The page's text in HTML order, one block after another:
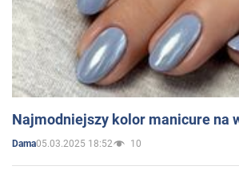
Najmodniejszy kolor manicure na
Dama05.03.2025 18:52 10